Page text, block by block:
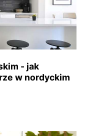
- jak
w nordyckim